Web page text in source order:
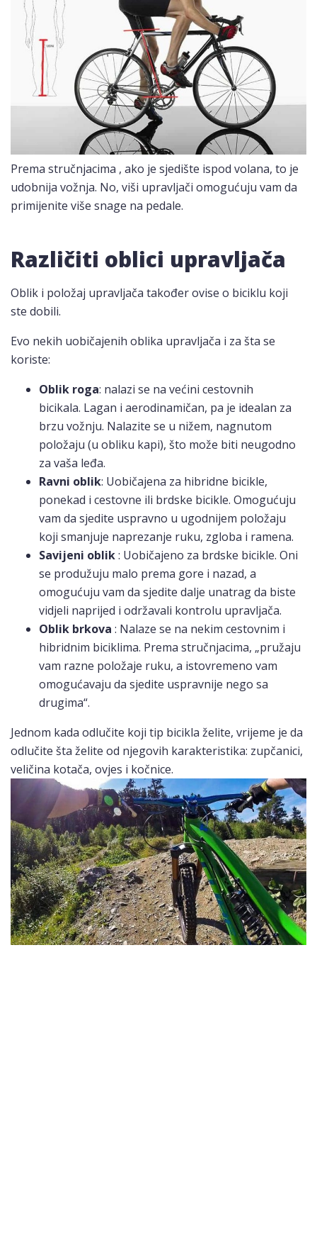
Prema stručnjacima , ako je sjedište ispod volana, to je
udobnija vožnja. No, viši upravljači omogućuju vam da
primijenite više snage na pedale.
Različiti oblici upravljača
Oblik i položaj upravljača također ovise o biciklu koji
ste dobili.
Evo nekih uobičajenih oblika upravljača i za šta se
koriste:
Oblik roga: nalazi se na većini cestovnih
bicikala. Lagan i aerodinamičan, pa je idealan za
brzu vožnju. Nalazite se u nižem, nagnutom
položaju (u obliku kapi), što može biti neugodno
za vaša leđa.
Ravni oblik: Uobičajena za hibridne bicikle,
ponekad i cestovne ili brdske bicikle. Omogućuju
vam da sjedite uspravno u ugodnijem položaju
koji smanjuje naprezanje ruku, zgloba i ramena.
Savijeni oblik: Uobičajeno za brdske bicikle. Oni
se produžuju malo prema gore i nazad, a
omogućuju vam da sjedite dalje unatrag da biste
vidjeli naprijed i održavali kontrolu upravljača.
Oblik brkova : Nalaze se na nekim cestovnim i
hibridnim biciklima. Prema stručnjacima, „pružaju
vam razne položaje ruku, a istovremeno vam
omogućavaju da sjedite uspravnije nego sa
drugima“.
Jednom kada odlučite koji tip bicikla želite, vrijeme je da
odlučite šta želite od njegovih karakteristika: zupčanici,
veličina kotača, ovjes i kočnice.